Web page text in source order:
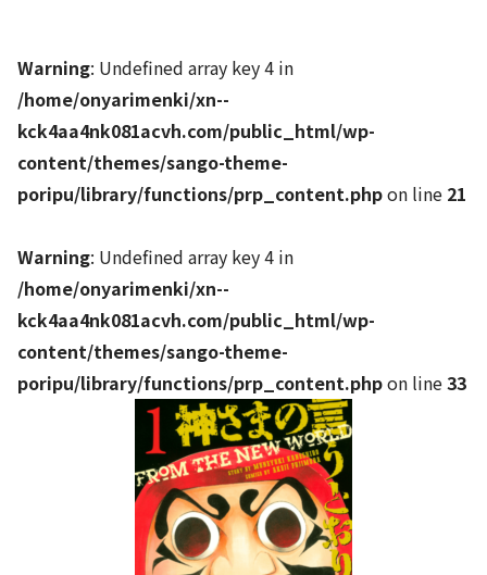
Warning: Undefined array key 4 in
/home/onyarimenki/xn--
kck4aa4nk081acvh.com/public_html/wp-
content/themes/sango-theme-
poripu/library/functions/prp_content.phpon line 21
Warning: Undefined array key 4 in
/home/onyarimenki/xn--
kck4aa4nk081acvh.com/public_html/wp-
content/themes/sango-theme-
poripu/library/functions/prp_content.phpon line33